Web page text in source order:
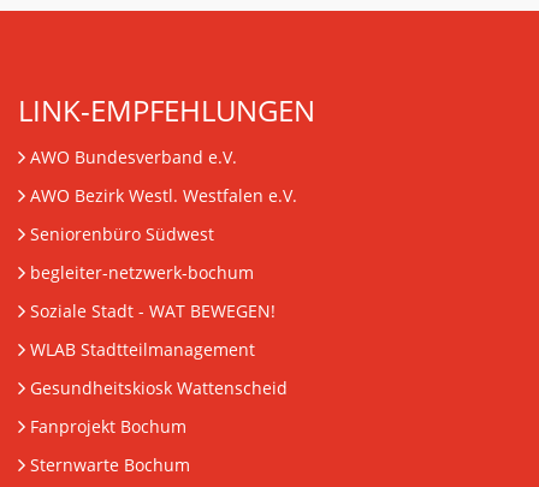
LINK-EMPFEHLUNGEN
AWO Bundesverband e.V.
AWO Bezirk Westl. Westfalen e.V.
Seniorenbüro Südwest
begleiter-netzwerk-bochum
Soziale Stadt - WAT BEWEGEN!
WLAB Stadtteilmanagement
Gesundheitskiosk Wattenscheid
Fanprojekt Bochum
Sternwarte Bochum